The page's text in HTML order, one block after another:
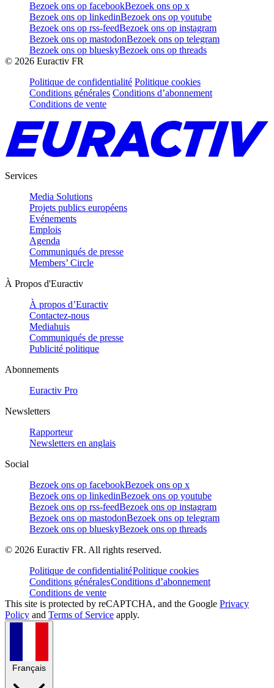
Bezoek ons op facebookBezoek ons op x
Bezoek ons op linkedinBezoek ons op youtube
Bezoek ons op rss-feedBezoek ons op instagram
Bezoek ons op mastodonBezoek ons op telegram
Bezoek ons op blueskyBezoek ons op threads
© 2026 Euractiv FR
Politique de confidentialité Politique cookies
Conditions générales Conditions d’abonnement
Conditions de vente
Services
Media Solutions
Projets publics européens
Evénements
Emplois
Agenda
Communiqués de presse
Members’ Circle
À Propos d'Euractiv
À propos d’Euractiv
Contactez-nous
Mediahuis
Communiqués de presse
Publicité politique
Abonnements
Euractiv Pro
Newsletters
Rapporteur
Newsletters en anglais
Social
Bezoek ons op facebookBezoek ons op x
Bezoek ons op linkedinBezoek ons op youtube
Bezoek ons op rss-feedBezoek ons op instagram
Bezoek ons op mastodonBezoek ons op telegram
Bezoek ons op blueskyBezoek ons op threads
© 2026 Euractiv FR. All rights reserved.
Politique de confidentialitéPolitique cookies
Conditions généralesConditions d’abonnement
Conditions de vente
This site is protected by reCAPTCHA, and the Google Privacy
Policy and Terms of Service apply.
Français